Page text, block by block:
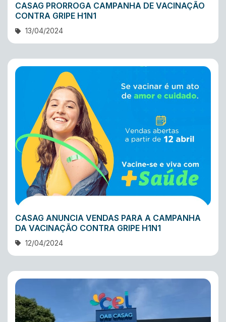
CASAG PRORROGA CAMPANHA DE VACINAÇÃO
CONTRA GRIPE H1N1
13/04/2024
CASAG ANUNCIA VENDAS PARA A CAMPANHA
DA VACINAÇÃO CONTRA GRIPE H1N1
12/04/2024